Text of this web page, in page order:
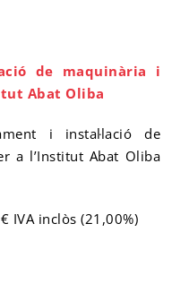
de maquinària i
Abat Oliba
i instal·lació de
a l’Institut Abat Oliba
IVA inclòs (21,00%)